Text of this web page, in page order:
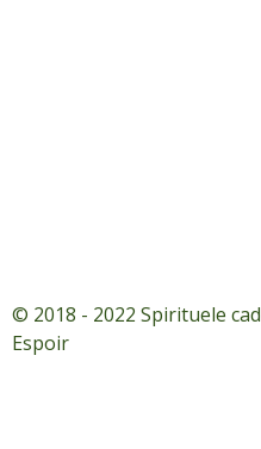
© 2018 - 2022 Spirituele
Espoir